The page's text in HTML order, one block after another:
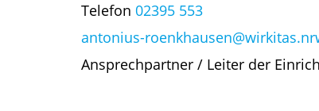
Telefon 02395 553
antonius-
Ansprechpartner / Leiter der